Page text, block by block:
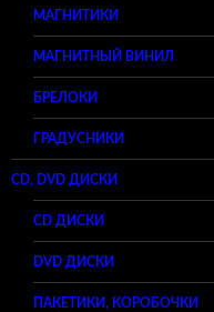
МАГНИТИКИ
МАГНИТНЫЙ ВИНИЛ
БРЕЛОКИ
ГРАДУСНИКИ
CD, DVD ДИСКИ
CD ДИСКИ
DVD ДИСКИ
ПАКЕТИКИ, КОРОБОЧКИ